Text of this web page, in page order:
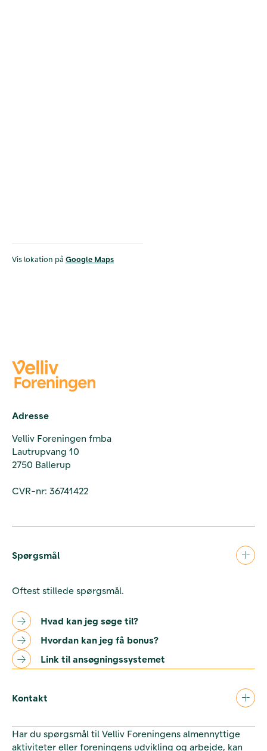
Vis lokation på Google Maps
Adresse
Velliv Foreningen fmba
Lautrupvang 10
2750 Ballerup
CVR-nr: 36741422
Spørgsmål
Oftest stillede spørgsmål.
Hvad kan jeg søge til?
Hvordan kan jeg få bonus?
Link til ansøgningssystemet
Kontakt
Har du spørgsmål til Velliv Foreningens almennyttige
aktiviteter eller foreningens udvikling og arbejde, kan